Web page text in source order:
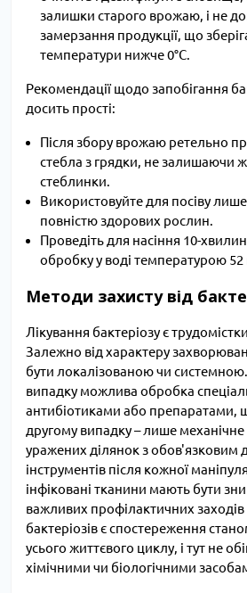
залишки старого врожаю, і не
замерзання продукції, що
температури нижче 0°C.
Рекомендації щодо запобігання
досить прості:
Після збору врожаю ретельно
стебла з грядки, не залишаючи
стеблинки.
Використовуйте для посіву лише
повністю здорових рослин.
Проведіть для насіння 10-
обробку у воді температурою 52
Методи захисту від
Лікування бактеріозу є
Залежно від характеру
бути локалізованою чи
випадку можлива обробка
антибіотиками або препаратами,
другому випадку – лише
уражених ділянок з обов'язковим
інструментів після кожної
інфіковані тканини мають бути
важливих профілактичних
бактеріозів є спостереження
усього життєвого циклу, і тут не
хімічними чи біологічними